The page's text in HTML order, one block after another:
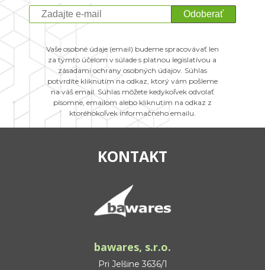
Odoberať
Vaše osobné údaje (email) budeme spracovávať len
za týmto účelom v súlade s platnou legislatívou a
zásadami ochrany osobných údajov. Súhlas
potvrdíte kliknutím na odkaz, ktorý vám pošleme
na váš email. Súhlas môžete kedykoľvek odvolať
písomne, emailom alebo kliknutím na odkaz z
ktoréhokoľvek informačného emailu.
KONTAKT
bawares, s.r.o.
Pri Jelšine 3636/1